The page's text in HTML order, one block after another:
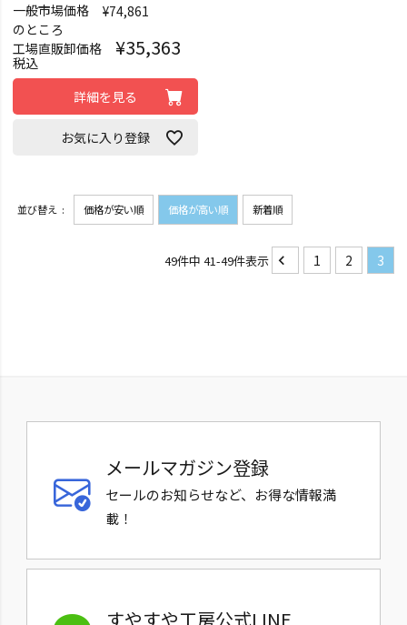
一般市場価格
¥74,861
のところ
工場直販卸価格
¥35,363
税込
詳細を見る
お気に入り登録
並び替え 価格が安い順 価格が高い順 新着順
49件中 41-49件表示 1 2 3
メールマガジン登録
セールのお知らせなど、お得な情報満
載！
すやすや工房公式LINE